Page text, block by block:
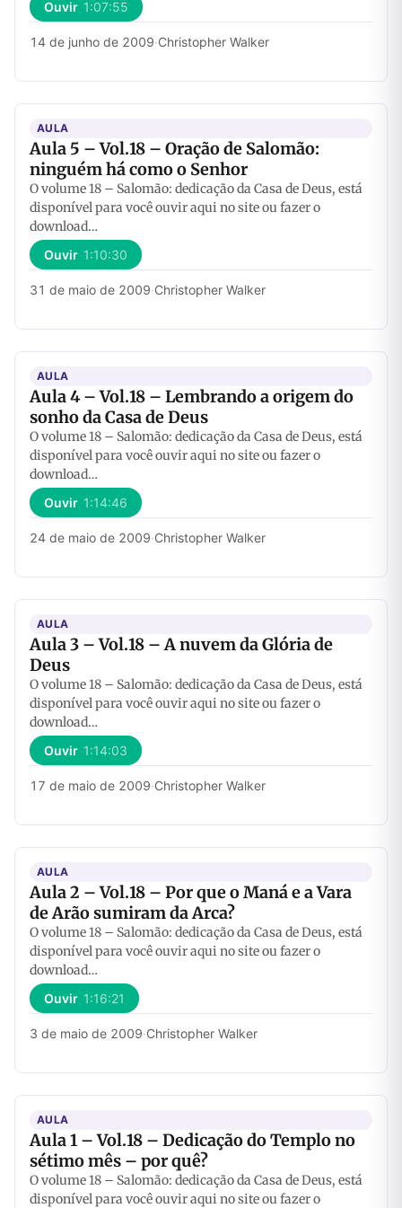
Ouvir 1:07:55
14 de junho de 2009·Christopher Walker
AULA
Aula 5 – Vol.18 – Oração de Salomão:
ninguém há como o Senhor
O volume 18 – Salomão: dedicação da Casa de Deus, está
disponível para você ouvir aqui no site ou fazer o
download…
Ouvir 1:10:30
31 de maio de 2009·Christopher Walker
AULA
Aula 4 – Vol.18 – Lembrando a origem do
sonho da Casa de Deus
O volume 18 – Salomão: dedicação da Casa de Deus, está
disponível para você ouvir aqui no site ou fazer o
download…
Ouvir 1:14:46
24 de maio de 2009·Christopher Walker
AULA
Aula 3 – Vol.18 – A nuvem da Glória de
Deus
O volume 18 – Salomão: dedicação da Casa de Deus, está
disponível para você ouvir aqui no site ou fazer o
download…
Ouvir 1:14:03
17 de maio de 2009·Christopher Walker
AULA
Aula 2 – Vol.18 – Por que o Maná e a Vara
de Arão sumiram da Arca?
O volume 18 – Salomão: dedicação da Casa de Deus, está
disponível para você ouvir aqui no site ou fazer o
download…
Ouvir 1:16:21
3 de maio de 2009·Christopher Walker
AULA
Aula 1 – Vol.18 – Dedicação do Templo no
sétimo mês – por quê?
O volume 18 – Salomão: dedicação da Casa de Deus, está
disponível para você ouvir aqui no site ou fazer o